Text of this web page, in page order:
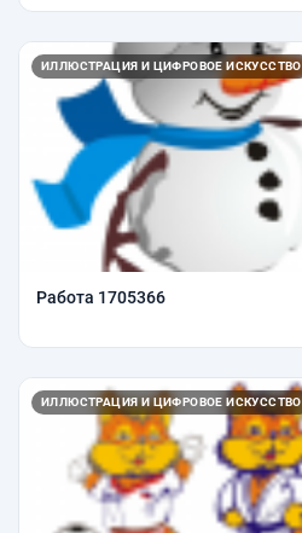
ИЛЛЮСТРАЦИЯ И ЦИФРОВОЕ ИСКУССТВО
Работа 1705366
ИЛЛЮСТРАЦИЯ И ЦИФРОВОЕ ИСКУССТВО